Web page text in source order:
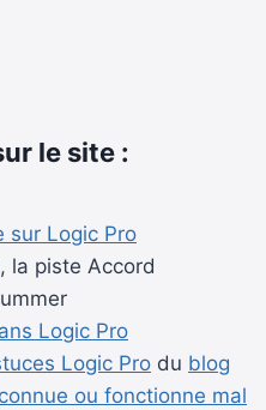
le site :
sur Logic Pro
la piste Accord
Logic Pro
Logic Pro du blog
ou fonctionne mal